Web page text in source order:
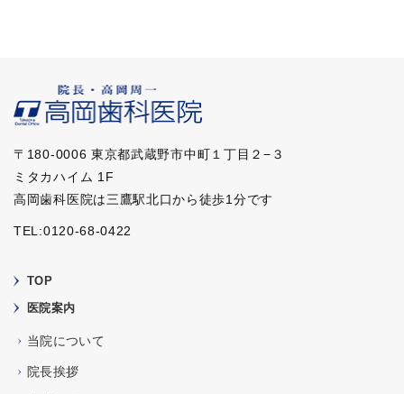
〒180-0006 東京都武蔵野市中町１丁目２−３
ミタカハイム 1F
高岡歯科医院は三鷹駅北口から徒歩1分です
TEL:0120-68-0422
TOP
医院案内
当院について
院長挨拶